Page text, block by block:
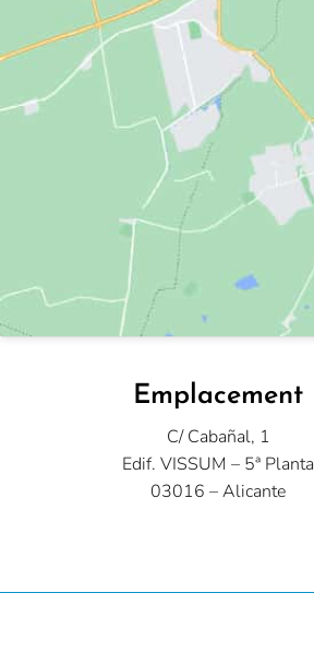
Emplacement
C/ Cabañal, 1
Edif. VISSUM – 5ª Planta
03016 – Alicante